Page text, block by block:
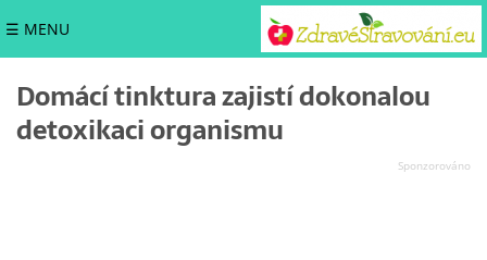
☰ MENU
Domácí tinktura zajistí dokonalou
detoxikaci organismu